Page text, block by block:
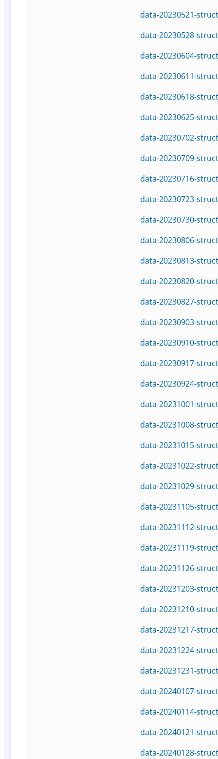
data-20230521-
data-20230528-
data-20230604-
data-20230611-
data-20230618-
data-20230625-
data-20230702-
data-20230709-
data-20230716-
data-20230723-
data-20230730-
data-20230806-
data-20230813-
data-20230820-
data-20230827-
data-20230903-
data-20230910-
data-20230917-
data-20230924-
data-20231001-
data-20231008-
data-20231015-
data-20231022-
data-20231029-
data-20231105-
data-20231112-
data-20231119-
data-20231126-
data-20231203-
data-20231210-
data-20231217-
data-20231224-
data-20231231-
data-20240107-
data-20240114-
data-20240121-
data-20240128-